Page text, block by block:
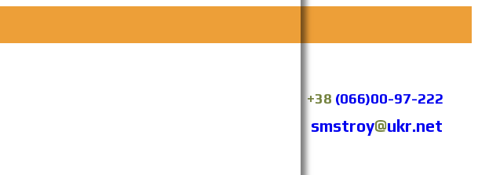
+38(066)00-97-222
smstroy@ukr.net